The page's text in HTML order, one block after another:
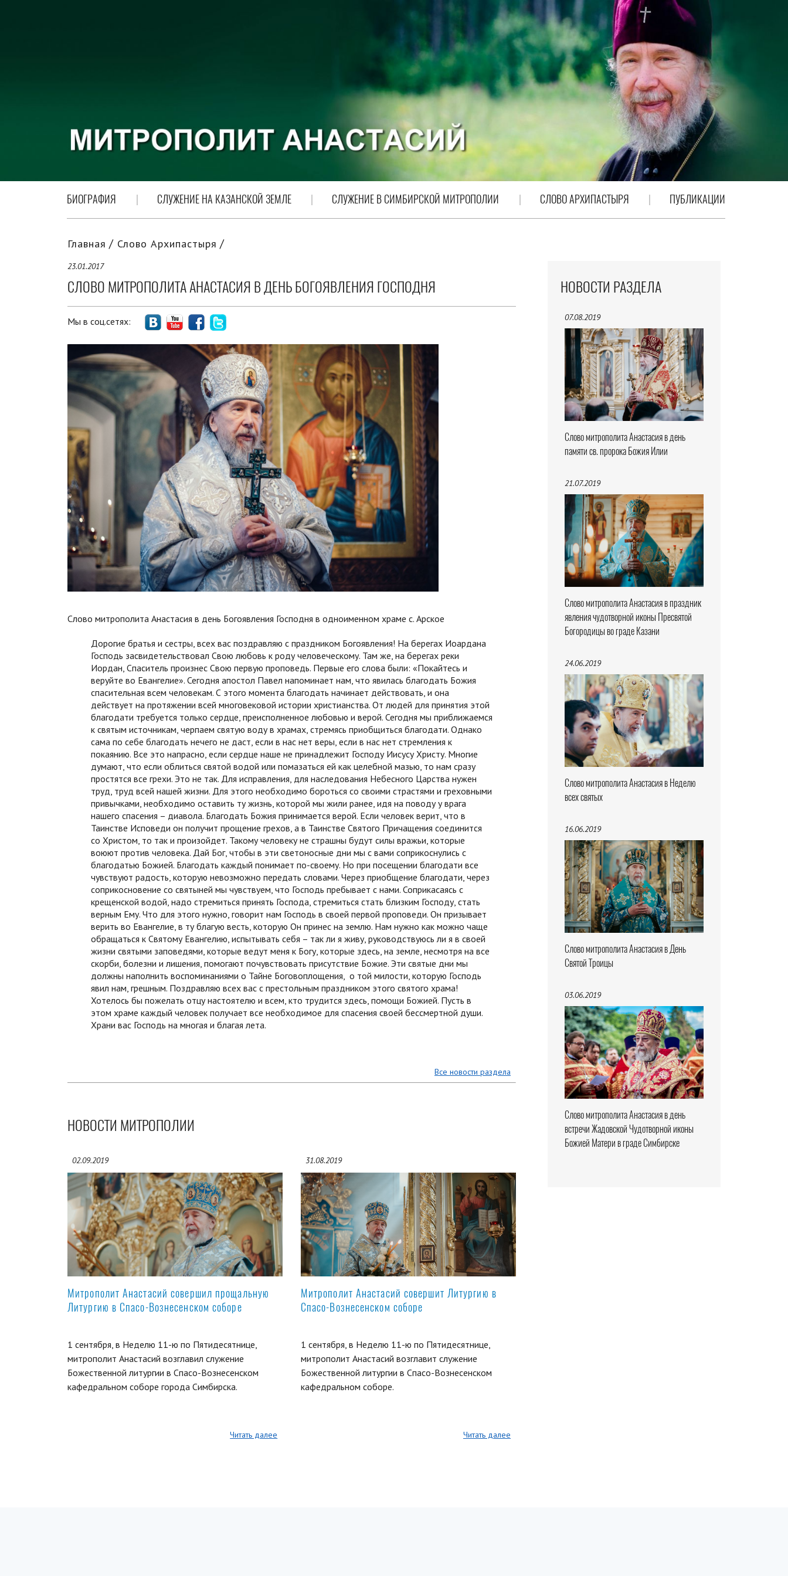
БИОГРАФИЯ СЛУЖЕНИЕ НА КАЗАНСКОЙ ЗЕМЛЕ СЛУЖЕНИЕ В СИМБИРСКОЙ МИТРОПОЛИИ СЛОВО АРХИПАСТЫРЯ ПУБЛИКАЦИИ
НОВОСТИ РАЗДЕЛА
07.08.2019
Слово митрополита Анастасия в день
памяти св. пророка Божия Илии
21.07.2019
Слово митрополита Анастасия в праздник
явления чудотворной иконы Пресвятой
Богородицы во граде Казани
24.06.2019
Слово митрополита Анастасия в Неделю
всех святых
16.06.2019
Слово митрополита Анастасия в День
Святой Троицы
03.06.2019
Слово митрополита Анастасия в день
встречи Жадовской Чудотворной иконы
Божией Матери в граде Симбирске
Главная Слово Архипастыря
23.01.2017
СЛОВО МИТРОПОЛИТА АНАСТАСИЯ В ДЕНЬ БОГОЯВЛЕНИЯ ГОСПОДНЯ
Мы в соц.сетях:
Слово митрополита Анастасия в день Богоявления Господня в одноименном храме с. Арское
Дорогие братья и сестры, всех вас поздравляю с праздником Богоявления! На берегах Иоардана
Господь засвидетельствовал Свою любовь к роду человеческому. Там же, на берегах реки
Иордан, Спаситель произнес Свою первую проповедь. Первые его слова были: «Покайтесь и
веруйте во Евангелие». Сегодня апостол Павел напоминает нам, что явилась благодать Божия
спасительная всем человекам. С этого момента благодать начинает действовать, и она
действует на протяжении всей многовековой истории христианства. От людей для принятия этой
благодати требуется только сердце, преисполненное любовью и верой. Сегодня мы приближаемся
к святым источникам, черпаем святую воду в храмах, стремясь приобщиться благодати. Однако
сама по себе благодать нечего не даст, если в нас нет веры, если в нас нет стремления к
покаянию. Все это напрасно, если сердце наше не принадлежит Господу Иисусу Христу. Многие
думают, что если облиться святой водой или помазаться ей как целебной мазью, то нам сразу
простятся все грехи. Это не так. Для исправления, для наследования Небесного Царства нужен
труд, труд всей нашей жизни. Для этого необходимо бороться со своими страстями и греховными
привычками, необходимо оставить ту жизнь, которой мы жили ранее, идя на поводу у врага
нашего спасения – диавола. Благодать Божия принимается верой. Если человек верит, что в
Таинстве Исповеди он получит прощение грехов, а в Таинстве Святого Причащения соединится
со Христом, то так и произойдет. Такому человеку не страшны будут силы вражьи, которые
воюют против человека. Дай Бог, чтобы в эти светоносные дни мы с вами соприкоснулись с
благодатью Божией. Благодать каждый понимает по-своему. Но при посещении благодати все
чувствуют радость, которую невозможно передать словами. Через приобщение благодати, через
соприкосновение со святыней мы чувствуем, что Господь пребывает с нами. Соприкасаясь с
крещенской водой, надо стремиться принять Господа, стремиться стать близким Господу, стать
верным Ему. Что для этого нужно, говорит нам Господь в своей первой проповеди. Он призывает
верить во Евангелие, в ту благую весть, которую Он принес на землю. Нам нужно как можно чаще
обращаться к Святому Евангелию, испытывать себя – так ли я живу, руководствуюсь ли я в своей
жизни святыми заповедями, которые ведут меня к Богу, которые здесь, на земле, несмотря на все
скорби, болезни и лишения, помогают почувствовать присутствие Божие. Эти святые дни мы
должны наполнить воспоминаниями о Тайне Боговоплощения, о той милости, которую Господь
явил нам, грешным. Поздравляю всех вас с престольным праздником этого святого храма!
Хотелось бы пожелать отцу настоятелю и всем, кто трудится здесь, помощи Божией. Пусть в
этом храме каждый человек получает все необходимое для спасения своей бессмертной души.
Храни вас Господь на многая и благая лета.
Все новости раздела
НОВОСТИ МИТРОПОЛИИ
02.09.2019
Митрополит Анастасий совершил прощальную
Литургию в Спасо-Вознесенском соборе
1 сентября, в Неделю 11-ю по Пятидесятнице,
митрополит Анастасий возглавил служение
Божественной литургии в Спасо-Вознесенском
кафедральном соборе города Симбирска.
Читать далее
31.08.2019
Митрополит Анастасий совершит Литургию в
Спасо-Вознесенском соборе
1 сентября, в Неделю 11-ю по Пятидесятнице,
митрополит Анастасий возглавит служение
Божественной литургии в Спасо-Вознесенском
кафедральном соборе.
Читать далее